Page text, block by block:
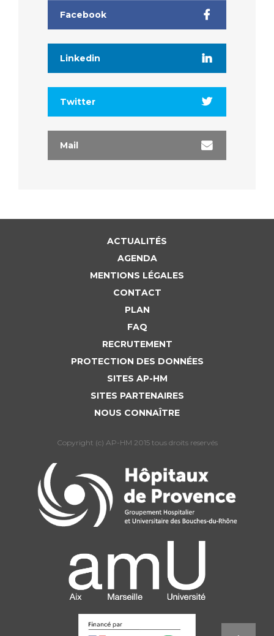
Facebook
Linkedin
Twitter
Mail
ACTUALITÉS
AGENDA
MENTIONS LÉGALES
CONTACT
PLAN
FAQ
RECRUTEMENT
PROTECTION DES DONNÉES
SITES AP-HM
SITES PARTENAIRES
NOUS CONNAÎTRE
Copyright (c) AP-HM 2015 tous droits reservés
consentement afin de mesurer l’audience du site. Nous
votre choix pendant 6 mois. Vous pouvez changer d’avis
moment via notre icône disponible en bas à gauche de toutes
du site internet. Pour en savoir plus sur la gestion,
à évoluer en fonction des cookies du site internet.
la politique de confidentialité